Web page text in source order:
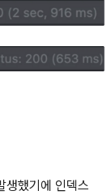
했기에 인덱스